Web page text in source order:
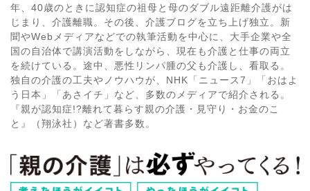
年、40歳のときに認知症の祖母と母のダブル遠距離介護がは
じまり、介護離職。その後、介護ブログを立ち上げ独立。新
聞やWebメディアなどでの執筆活動を中心に、大手企業や全
国の自治体で講演活動をしながら、現在も介護と仕事の両立
を続けている。途中、悪性リンパ腫の父も介護し、看取る。
独自の介護の工夫やノウハウが、NHK「ニュース7」「おはよ
う日本」「あさイチ」など、多数のメディアで紹介される。
『親が認知症!?離れて暮らす親の介護・見守り・お金のこ
と』（翔泳社）など著書多数。